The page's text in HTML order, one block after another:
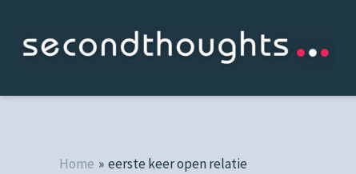
Home eerste keer open relatie